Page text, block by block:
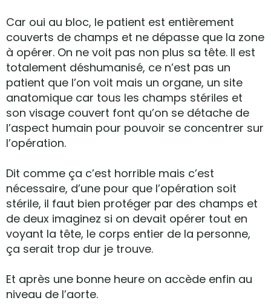
Car oui au bloc, le patient est entièrement
couverts de champs et ne dépasse que la zone
à opérer. On ne voit pas non plus sa tête. Il est
totalement déshumanisé, ce n’est pas un
patient que l’on voit mais un organe, un site
anatomique car tous les champs stériles et
son visage couvert font qu’on se détache de
l’aspect humain pour pouvoir se concentrer sur
l’opération.
Dit comme ça c’est horrible mais c’est
nécessaire, d’une pour que l’opération soit
stérile, il faut bien protéger par des champs et
de deux imaginez si on devait opérer tout en
voyant la tête, le corps entier de la personne,
ça serait trop dur je trouve.
Et après une bonne heure on accède enfin au
niveau de l’aorte.